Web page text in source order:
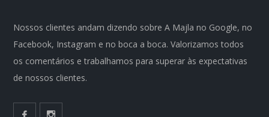
Nossos clientes andam dizendo sobre A Majla no Google, no
Facebook, Instagram e no boca a boca. Valorizamos todos
os comentários e trabalhamos para superar às expectativas
de nossos clientes.